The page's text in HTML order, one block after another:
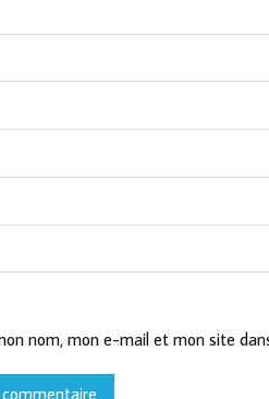
nom, mon e-mail et mon site